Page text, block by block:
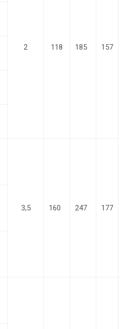
2 118 185 157
3,5 160 247 177